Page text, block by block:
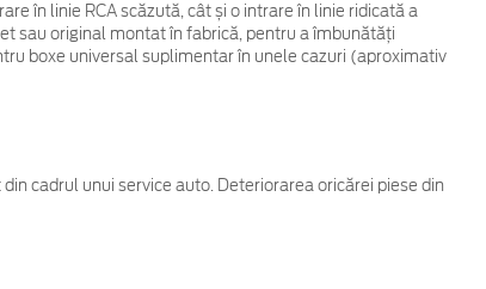
în linie RCA scăzută, cât și o intrare în linie ridicată a
sau original montat în fabrică, pentru a îmbunătăți
boxe universal suplimentar în unele cazuri (aproximativ
cadrul unui service auto. Deteriorarea oricărei piese din